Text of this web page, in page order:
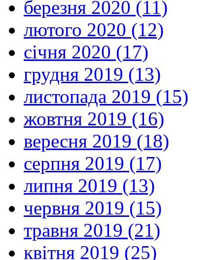
березня 2020 (11)
лютого 2020 (12)
січня 2020 (17)
грудня 2019 (13)
листопада 2019 (15)
жовтня 2019 (16)
вересня 2019 (18)
серпня 2019 (17)
липня 2019 (13)
червня 2019 (15)
травня 2019 (21)
квітня 2019 (25)